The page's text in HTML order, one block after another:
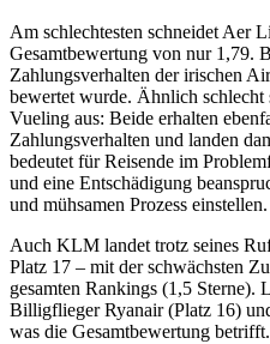
Am schlechtesten schneidet Aer
Gesamtbewertung von nur 1,79.
Zahlungsverhalten der irischen
bewertet wurde. Ähnlich schlecht
Vueling aus: Beide erhalten
Zahlungsverhalten und landen
bedeutet für Reisende im
und eine Entschädigung
und mühsamen Prozess einstellen.
Auch KLM landet trotz seines
Platz 17 – mit der schwächsten
gesamten Rankings (1,5 Sterne).
Billigflieger Ryanair (Platz 16)
was die Gesamtbewertung betrifft.